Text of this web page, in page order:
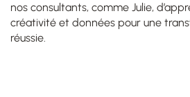
nos consultants, comme Julie,
créativité et données pour une
réussie.